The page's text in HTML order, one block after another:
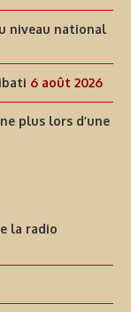
niveau national
6 août 2026
plus lors d’une
la radio